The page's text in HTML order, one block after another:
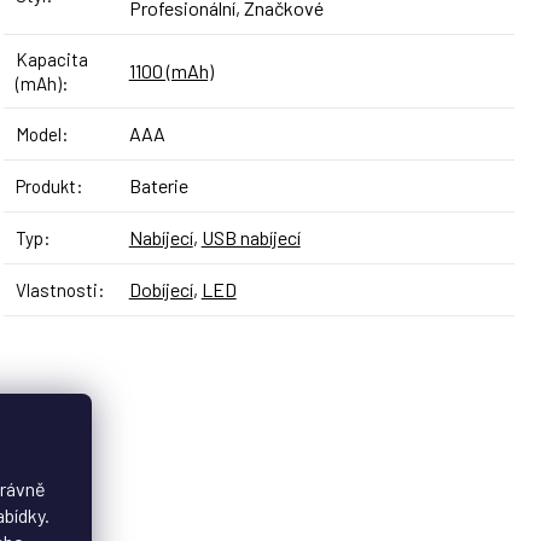
Profesionální, Značkové
Kapacita
(mAh):
1100 (mAh)
Model: AAA
Produkt: Baterie
Typ: Nabíjecí, USB nabíjecí
Vlastnosti: Dobíjecí, LED